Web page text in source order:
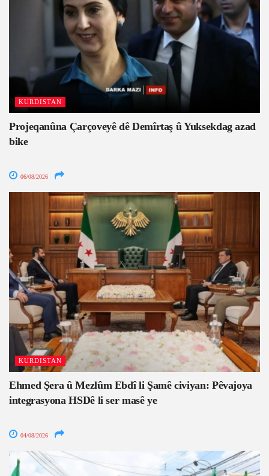
KURDISTAN
Projeqanûna Çarçoveyê dê Demîrtaş û Yuksekdag azad
bike
06/08/2026
KURDISTAN
Ehmed Şera û Mezlûm Ebdî li Şamê civiyan: Pêvajoya
integrasyona HSDê li ser masê ye
04/08/2026